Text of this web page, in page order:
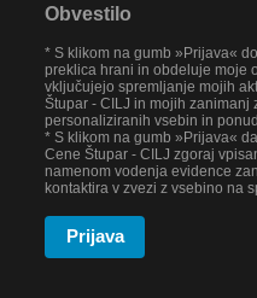
Obvestilo
* S klikom na gumb »Prijava«
preklica hrani in obdeluje moje
vključujejo spremljanje mojih
Štupar - CILJ in mojih zanimanj
personaliziranih vsebin in
* S klikom na gumb »Prijava«
Cene Štupar - CILJ zgoraj
namenom vodenja evidence
kontaktira v zvezi z vsebino na
Prijava